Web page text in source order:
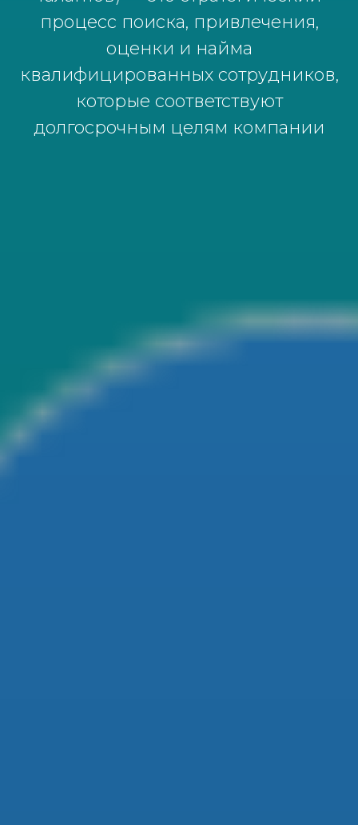
процесс поиска, привлечения,
оценки и найма
квалифицированных сотрудников,
которые соответствуют
долгосрочным целям компании